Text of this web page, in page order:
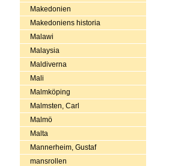
Makedonien
Makedoniens historia
Malawi
Malaysia
Maldiverna
Mali
Malmköping
Malmsten, Carl
Malmö
Malta
Mannerheim, Gustaf
mansrollen